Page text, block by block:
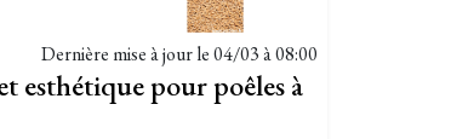
Dernière mise à jour le04/03 à 08:00
esthétique pour poêles à